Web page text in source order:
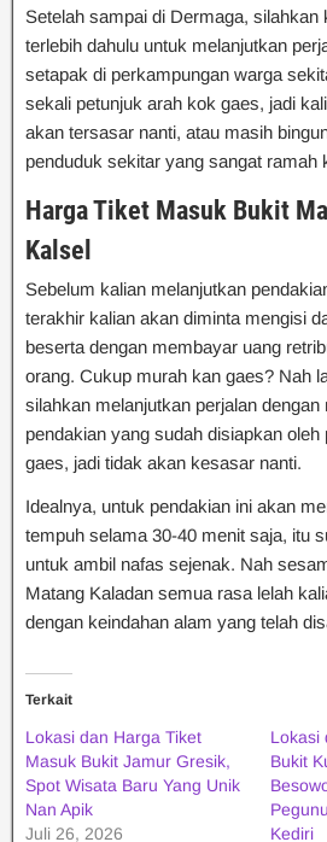
Setelah sampai di Dermaga, silahkan
terlebih dahulu untuk melanjutkan
setapak di perkampungan warga
sekali petunjuk arah kok gaes, jadi
akan tersasar nanti, atau masih
penduduk sekitar yang sangat ramah
Harga Tiket Masuk Bukit
Kalsel
Sebelum kalian melanjutkan
terakhir kalian akan diminta mengisi
beserta dengan membayar uang
orang. Cukup murah kan gaes? Nah
silahkan melanjutkan perjalan dengan
pendakian yang sudah disiapkan oleh
gaes, jadi tidak akan kesasar nanti.
Idealnya, untuk pendakian ini akan
tempuh selama 30-40 menit saja, itu
untuk ambil nafas sejenak. Nah
Matang Kaladan semua rasa lelah
dengan keindahan alam yang telah
Terkait
Lokasi dan Harga Tiket
Masuk Bukit Jamur Gresik,
Spot Wisata Baru Yang Unik
Nan Apik
Juli 26, 2026
Lokasi
Bukit
Kediri